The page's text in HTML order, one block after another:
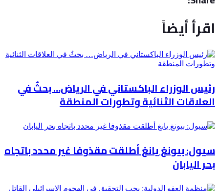
اقرأ أيضاً
رئيس الوزراء الباكستاني في الرياض… بحثٌ في
العلاقات الثنائية وتطورات المنطقة
سيول: بيونغ يانغ أطلقت مقذوفا غير محدد باتجاه
بحر اليابان